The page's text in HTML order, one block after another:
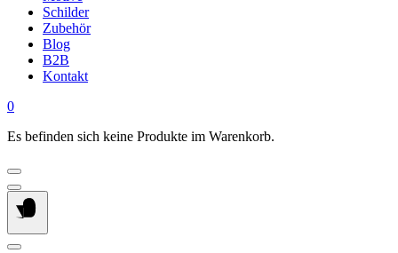
Schilder
Zubehör
Blog
B2B
Kontakt
0
Es befinden sich keine Produkte im Warenkorb.